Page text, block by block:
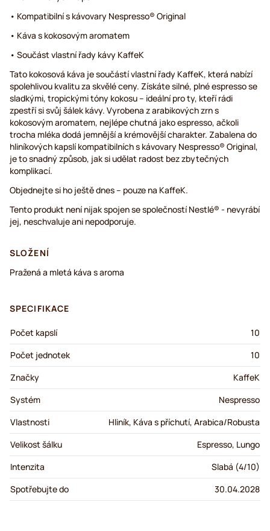
• Kompatibilní s kávovary Nespresso® Original
• Káva s kokosovým aromatem
• Součást vlastní řady kávy KaffeK
Tato kokosová káva je součástí vlastní řady KaffeK, která nabízí
spolehlivou kvalitu za skvělé ceny. Získáte silné, plné espresso se
sladkými, tropickými tóny kokosu – ideální pro ty, kteří rádi
zpestří si svůj šálek kávy. Vyrobena z arabikových zrn s
kokosovým aromatem, nejlépe chutná jako espresso, ačkoli
trocha mléka dodá jemnější a krémovější charakter. Zabalena do
hliníkových kapslí kompatibilních s kávovary Nespresso® Original,
je to snadný způsob, jak si udělat radost bez zbytečných
komplikací.
Objednejte si ho ještě dnes – pouze na KaffeK.
Tento produkt není nijak spojen se společností Nestlé® - nevyrábí
jej, neschvaluje ani nepodporuje.
SLOŽENÍ
Pražená a mletá káva s aroma
SPECIFIKACE
Počet kapslí
10
Počet jednotek
10
Značky
KaffeK
Systém
Nespresso
Vlastnosti
Hliník, Káva s příchutí, Arabica/Robusta
Velikost šálku
Espresso, Lungo
Intenzita
Slabá (4/10)
Spotřebujte do
30.04.2028